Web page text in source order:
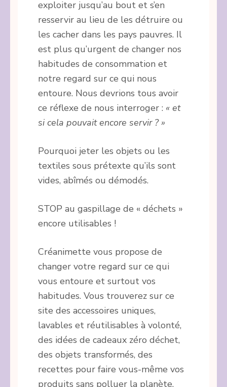
exploiter jusqu’au bout et s’en
resservir au lieu de les détruire ou
les cacher dans les pays pauvres. Il
est plus qu’urgent de changer nos
habitudes de consommation et
notre regard sur ce qui nous
entoure. Nous devrions tous avoir
ce réflexe de nous interroger : « et
si cela pouvait encore servir ? »
Pourquoi jeter les objets ou les
textiles sous prétexte qu’ils sont
vides, abîmés ou démodés.
STOP au gaspillage de « déchets »
encore utilisables !
Créanimette vous propose de
changer votre regard sur ce qui
vous entoure et surtout vos
habitudes. Vous trouverez sur ce
site des accessoires uniques,
lavables et réutilisables à volonté,
des idées de cadeaux zéro déchet,
des objets transformés, des
recettes pour faire vous-même vos
produits sans polluer la planète.